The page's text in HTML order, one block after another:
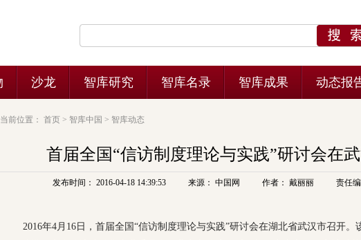
当前位置： 首页 > 智库中国 > 智库动态
首届全国“信访制度理论与实践”研讨会在
发布时间： 2016-04-18 14:39:53 来源： 中国网 作者： 戴丽丽 责任
2016年4月16日，首届全国“信访制度理论与实践”研讨会在湖北省武汉市召开。